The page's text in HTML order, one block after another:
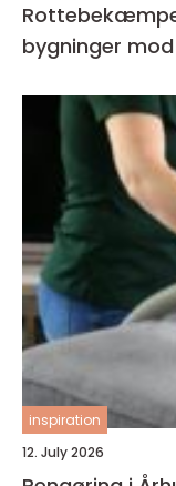
bygninger
inspiration
12. July 2026